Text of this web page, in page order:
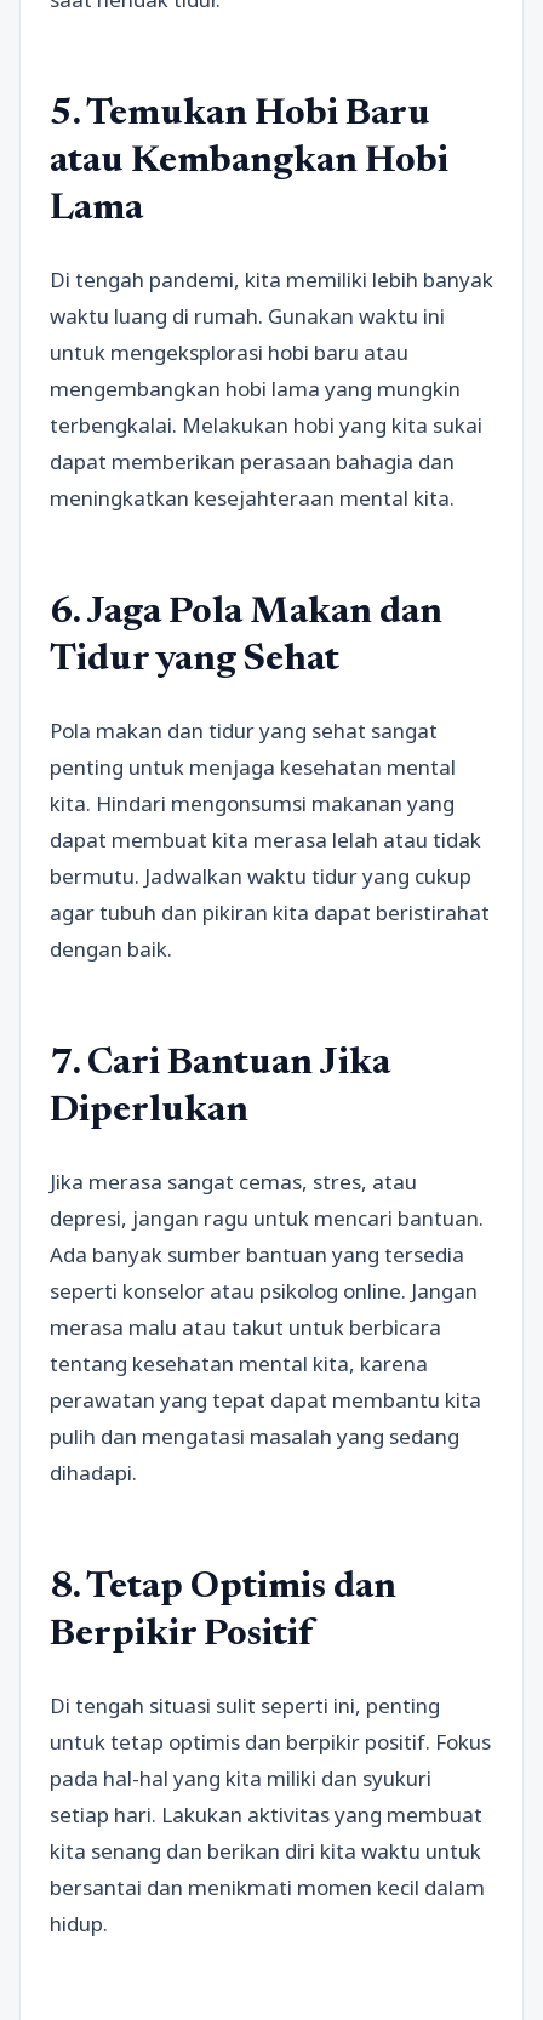
5. Temukan Hobi Baru
atau Kembangkan Hobi
Lama
Di tengah pandemi, kita memiliki lebih banyak
waktu luang di rumah. Gunakan waktu ini
untuk mengeksplorasi hobi baru atau
mengembangkan hobi lama yang mungkin
terbengkalai. Melakukan hobi yang kita sukai
dapat memberikan perasaan bahagia dan
meningkatkan kesejahteraan mental kita.
6. Jaga Pola Makan dan
Tidur yang Sehat
Pola makan dan tidur yang sehat sangat
penting untuk menjaga kesehatan mental
kita. Hindari mengonsumsi makanan yang
dapat membuat kita merasa lelah atau tidak
bermutu. Jadwalkan waktu tidur yang cukup
agar tubuh dan pikiran kita dapat beristirahat
dengan baik.
7. Cari Bantuan Jika
Diperlukan
Jika merasa sangat cemas, stres, atau
depresi, jangan ragu untuk mencari bantuan.
Ada banyak sumber bantuan yang tersedia
seperti konselor atau psikolog online. Jangan
merasa malu atau takut untuk berbicara
tentang kesehatan mental kita, karena
perawatan yang tepat dapat membantu kita
pulih dan mengatasi masalah yang sedang
dihadapi.
8. Tetap Optimis dan
Berpikir Positif
Di tengah situasi sulit seperti ini, penting
untuk tetap optimis dan berpikir positif. Fokus
pada hal-hal yang kita miliki dan syukuri
setiap hari. Lakukan aktivitas yang membuat
kita senang dan berikan diri kita waktu untuk
bersantai dan menikmati momen kecil dalam
hidup.